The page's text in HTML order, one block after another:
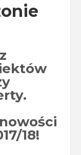
18!